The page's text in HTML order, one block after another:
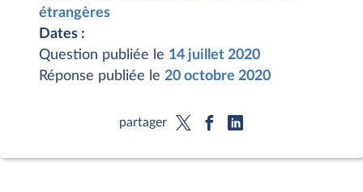
étrangères
Dates :
Question publiée le 14 juillet 2020
Réponse publiée le 20 octobre 2020
partager